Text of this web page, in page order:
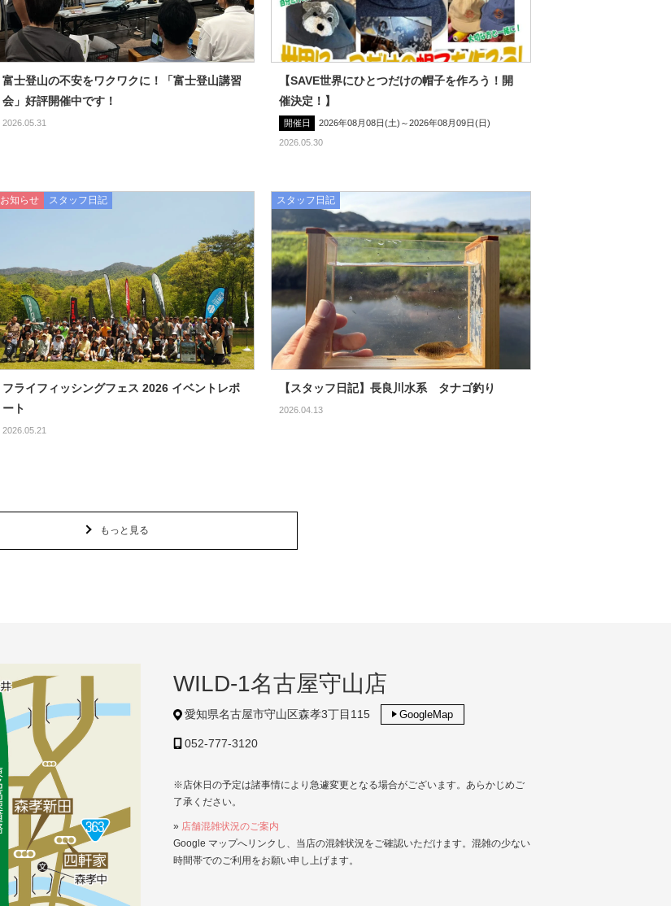
富士登山の不安をワクワクに！「富士登山講習
会」好評開催中です！
2026.05.31
【SAVE世界にひとつだけの帽子を作ろう！開
催決定！】
開催日
2026年08月08日(土)～2026年08月09日(日)
2026.05.30
お知らせ スタッフ日記
フライフィッシングフェス 2026 イベントレポ
ート
2026.05.21
スタッフ日記
【スタッフ日記】長良川水系 タナゴ釣り
2026.04.13
もっと見る
WILD-1名古屋守山店
愛知県名古屋市守山区森孝3丁目115 GoogleMap
052-777-3120
※店休日の予定は諸事情により急遽変更となる場合がございます。あらかじめご
了承ください。
» 店舗混雑状況のご案内
Google マップへリンクし、当店の混雑状況をご確認いただけます。混雑の少ない
時間帯でのご利用をお願い申し上げます。